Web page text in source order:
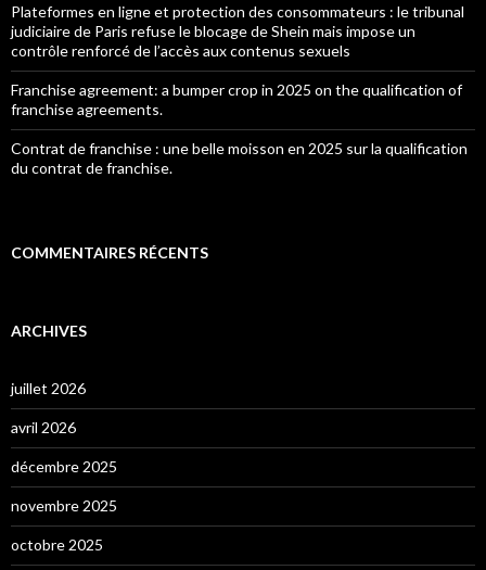
Plateformes en ligne et protection des consommateurs : le tribunal
judiciaire de Paris refuse le blocage de Shein mais impose un
contrôle renforcé de l’accès aux contenus sexuels
Franchise agreement: a bumper crop in 2025 on the qualification of
franchise agreements.
Contrat de franchise : une belle moisson en 2025 sur la qualification
du contrat de franchise.
COMMENTAIRES RÉCENTS
ARCHIVES
juillet 2026
avril 2026
décembre 2025
novembre 2025
octobre 2025